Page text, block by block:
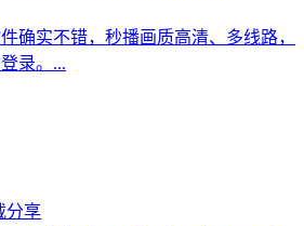
确实不错，秒播画质高清、多线路，
录。...
分享